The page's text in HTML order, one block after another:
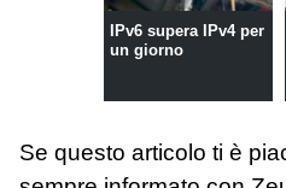
IPv6 supera IPv4 per
un giorno
Se questo articolo ti è